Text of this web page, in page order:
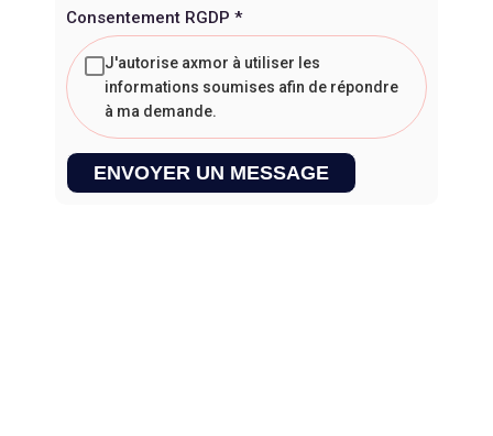
Consentement RGDP *
J'autorise axmor à utiliser les
informations soumises afin de répondre
à ma demande.
ENVOYER UN MESSAGE